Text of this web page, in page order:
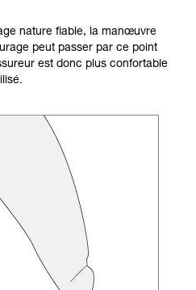
nature fiable, la manœuvre
peut passer par ce point
est donc plus confortable